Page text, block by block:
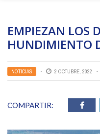
EMPIEZAN LOS
HUNDIMIENTO
NOTICIAS 2 OCTUBRE, 2022
COMPARTIR: